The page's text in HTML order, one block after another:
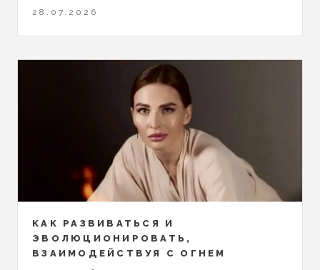
28.07.2026
КАК РАЗВИВАТЬСЯ И
ЭВОЛЮЦИОНИРОВАТЬ,
ВЗАИМОДЕЙСТВУЯ С ОГНЕМ